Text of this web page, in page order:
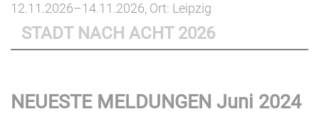
12.11.2026–14.11.2026, Ort: Leipzig
STADT NACH ACHT 2026
NEUESTE MELDUNGEN Juni 2024